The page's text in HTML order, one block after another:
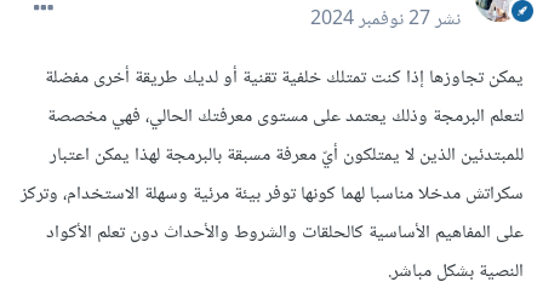
نشر27 نوفمبر 2024
يمكن تجاوزها إذا كنت تمتلك خلفية تقنية أو لديك طريقة أخرى مفضلة
لتعلم البرمجة وذلك يعتمد على مستوى معرفتك الحالي، فهي مخصصة
للمبتدئين الذين لا يمتلكون أيّ معرفة مسبقة بالبرمجة لهذا يمكن اعتبار
سكراتش مدخلا مناسبا لهما كونها توفر بيئة مرئية وسهلة الاستخدام، وتركز
على المفاهيم الأساسية كالحلقات والشروط والأحداث دون تعلم الأكواد
النصية بشكل مباشر.